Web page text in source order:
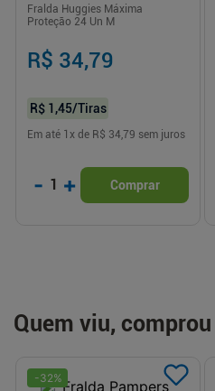
Fralda Huggies Máxima
Proteção 24 Un M
R$ 34,79
R$ 1,45/Tiras
Em até 1 x de R$ 34,79 sem juros
- 1 + Comprar
Quem viu, comprou
-32%